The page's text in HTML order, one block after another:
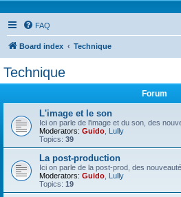
FAQ
Board index Technique
Technique
Forum
L'image et le son
Ici on parle de l'image et du son, des
Moderators: Guido Lully
Topics: 39
La post-production
Ici on parle de la post-prod, des
Moderators: Guido Lully
Topics: 19